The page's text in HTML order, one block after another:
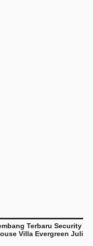
Terbaru Security
Villa Evergreen Juli